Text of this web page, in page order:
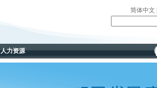
简体中文
人力资源